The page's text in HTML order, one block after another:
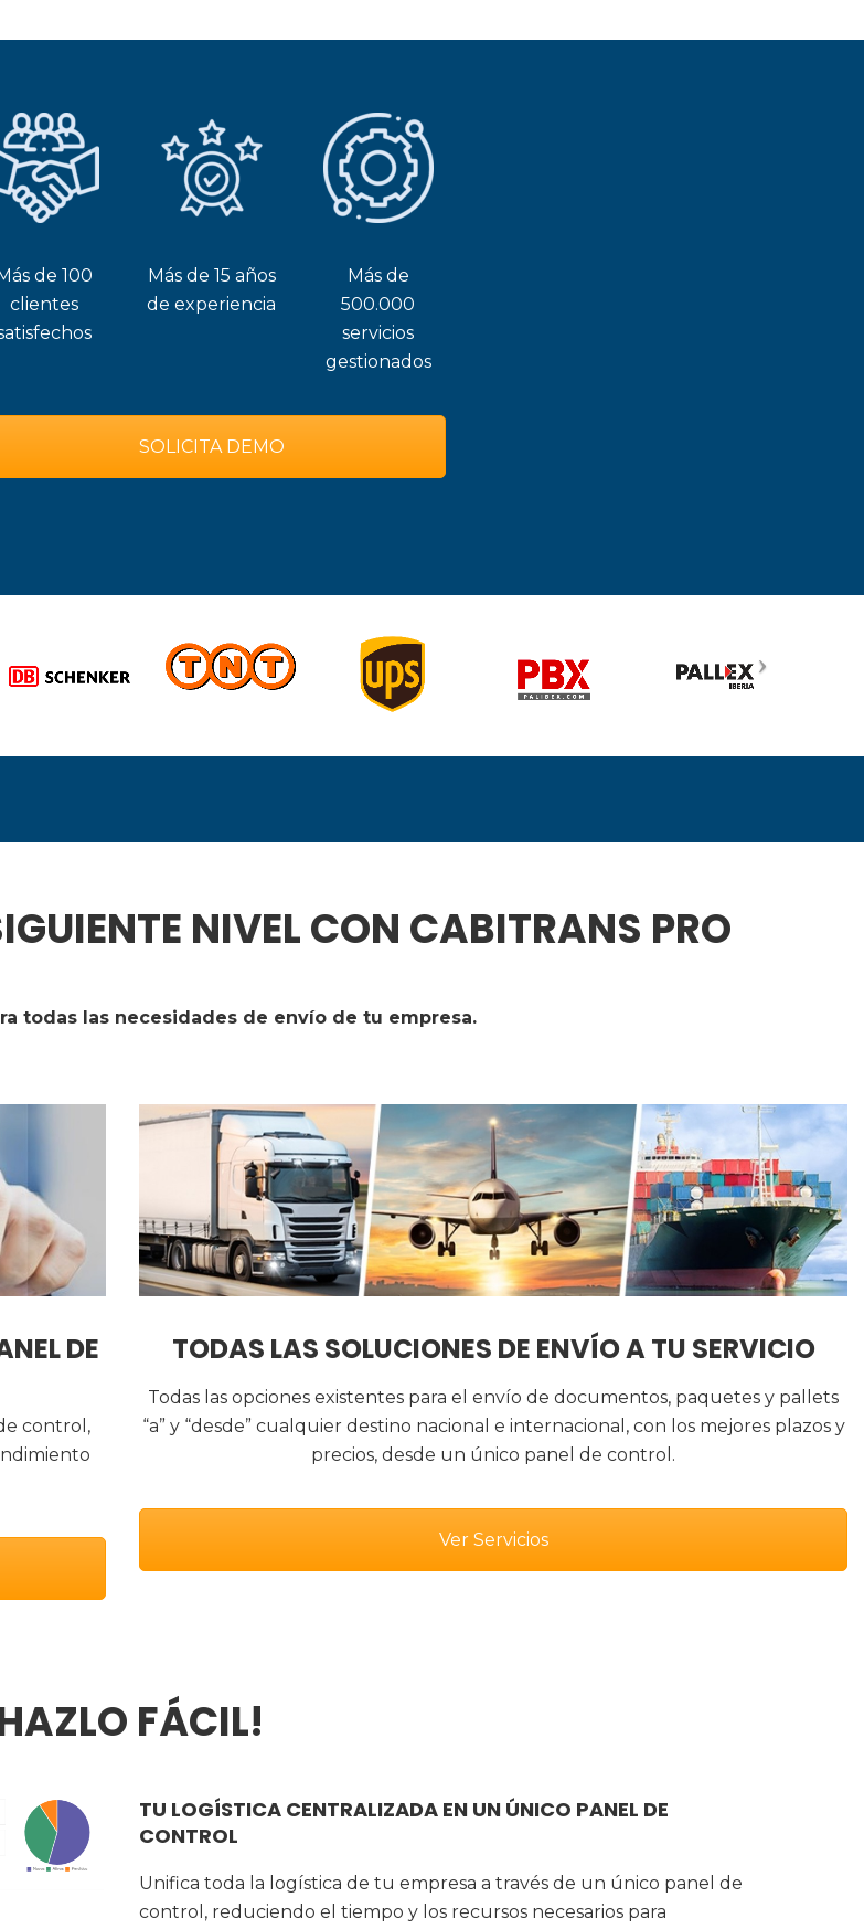
de 100
clientes
Más de 15 años
de experiencia
Más de
500.000
servicios
gestionados
SOLICITA DEMO
NIVEL CON CABITRANS PRO
todas las necesidades de envío de tu empresa.
DE
control,
TODAS LAS SOLUCIONES DE ENVÍO A TU SERVICIO
Todas las opciones existentes para el envío de documentos, paquetes y pallets
“a” y “desde” cualquier destino nacional e internacional, con los mejores plazos y
precios, desde un único panel de control.
Ver Servicios
FÁCIL!
TU LOGÍSTICA CENTRALIZADA EN UN ÚNICO PANEL DE
CONTROL
Unifica toda la logística de tu empresa a través de un único panel de
control, reduciendo el tiempo y los recursos necesarios para